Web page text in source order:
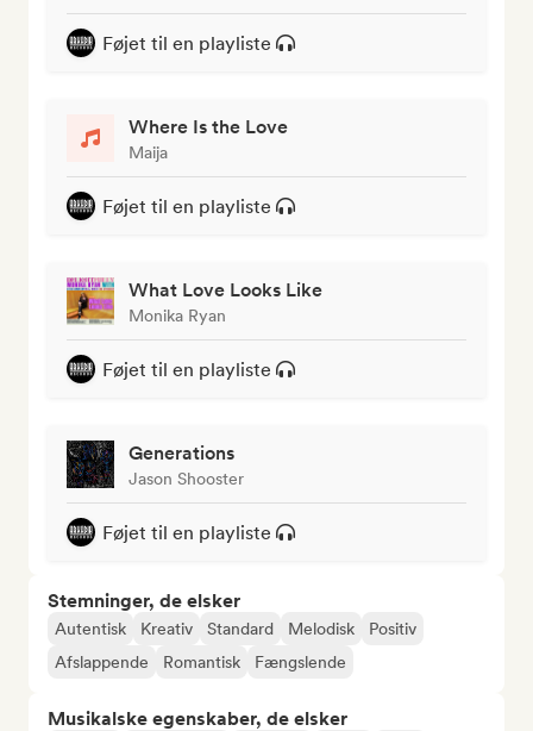
Føjet til en playliste
Where Is the Love
Maija
Føjet til en playliste
What Love Looks Like
Monika Ryan
Føjet til en playliste
Generations
Jason Shooster
Føjet til en playliste
Stemninger, de elsker
Autentisk Kreativ Standard Melodisk
Positiv
Afslappende
Romantisk Fængslende
Musikalske egenskaber, de elsker